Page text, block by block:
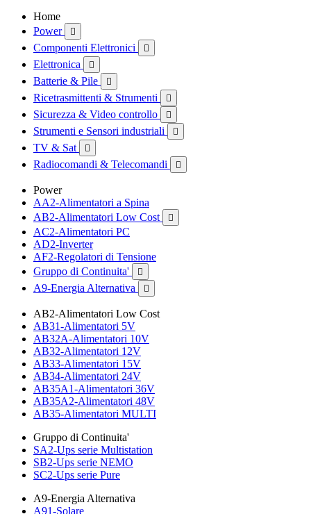
Home
Power

Componenti Elettronici 
Elettronica 
Batterie & Pile 
Ricetrasmittenti & Strumenti 
Sicurezza & Video controllo 
Strumenti e Sensori industriali 
TV & Sat 
Radiocomandi & Telecomandi 
Power
AA2-Alimentatori a Spina
AB2-Alimentatori Low Cost

AC2-Alimentatori PC
AD2-Inverter
AF2-Regolatori di Tensione
Gruppo di Continuita'

A9-Energia Alternativa 
AB2-Alimentatori Low Cost
AB31-Alimentatori 5V
AB32A-Alimentatori 10V
AB32-Alimentatori 12V
AB33-Alimentatori 15V
AB34-Alimentatori 24V
AB35A1-Alimentatori 36V
AB35A2-Alimentatori 48V
AB35-Alimentatori MULTI
Gruppo di Continuita'
SA2-Ups serie Multistation
SB2-Ups serie NEMO
SC2-Ups serie Pure
A9-Energia Alternativa
A91-Solare